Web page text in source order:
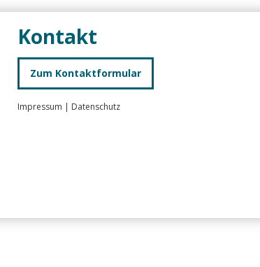
Kontakt
Zum Kontaktformular
Impressum | Datenschutz